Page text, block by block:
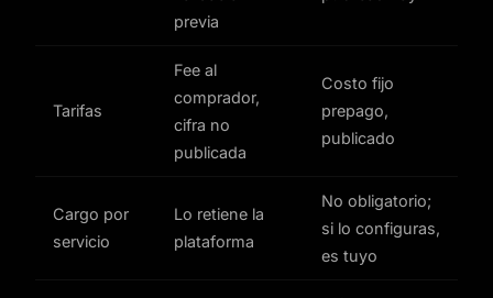
previa
Tarifas
Fee al
comprador,
cifra no
publicada
Costo fijo
prepago,
publicado
Cargo por
servicio
Lo retiene la
plataforma
No obligatorio;
si lo configuras,
es tuyo